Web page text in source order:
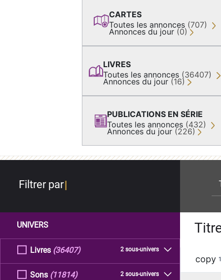
CARTES
Toutes les annonces (707)
Annonces du jour (0)
LIVRES
Toutes les annonces (36407)
Annonces du jour (16)
PUBLICATIONS EN SÉRIE
Toutes les annonces (432)
Annonces du jour (226)
Filtrer par
UNIVERS
Livres 2 sous-univers
(36407)
Sons 2 sous-univers
(11814)
copy